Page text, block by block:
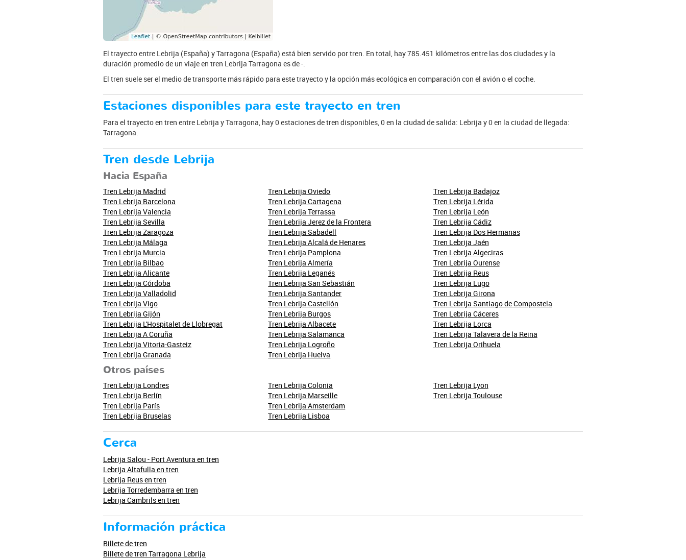
El trayecto entre Lebrija (España) y Tarragona (España) está bien servido por tren. En total, hay 785.451 kilómetros entre las dos ciudades y la
duración promedio de un viaje en tren Lebrija Tarragona es de -.
El tren suele ser el medio de transporte más rápido para este trayecto y la opción más ecológica en comparación con el avión o el coche.
Estaciones disponibles para este trayecto en tren
Para el trayecto en tren entre Lebrija y Tarragona, hay 0 estaciones de tren disponibles, 0 en la ciudad de salida: Lebrija y 0 en la ciudad de llegada:
Tarragona.
Tren desde Lebrija
Hacia España
Tren Lebrija Madrid
Tren Lebrija Barcelona
Tren Lebrija Valencia
Tren Lebrija Sevilla
Tren Lebrija Zaragoza
Tren Lebrija Málaga
Tren Lebrija Murcia
Tren Lebrija Bilbao
Tren Lebrija Alicante
Tren Lebrija Córdoba
Tren Lebrija Valladolid
Tren Lebrija Vigo
Tren Lebrija Gijón
Tren Lebrija L'Hospitalet de Llobregat
Tren Lebrija A Coruña
Tren Lebrija Vitoria-Gasteiz
Tren Lebrija Granada
Tren Lebrija Oviedo
Tren Lebrija Cartagena
Tren Lebrija Terrassa
Tren Lebrija Jerez de la Frontera
Tren Lebrija Sabadell
Tren Lebrija Alcalá de Henares
Tren Lebrija Pamplona
Tren Lebrija Almería
Tren Lebrija Leganés
Tren Lebrija San Sebastián
Tren Lebrija Santander
Tren Lebrija Castellón
Tren Lebrija Burgos
Tren Lebrija Albacete
Tren Lebrija Salamanca
Tren Lebrija Logroño
Tren Lebrija Huelva
Tren Lebrija Badajoz
Tren Lebrija Lérida
Tren Lebrija León
Tren Lebrija Cádiz
Tren Lebrija Dos Hermanas
Tren Lebrija Jaén
Tren Lebrija Algeciras
Tren Lebrija Ourense
Tren Lebrija Reus
Tren Lebrija Lugo
Tren Lebrija Girona
Tren Lebrija Santiago de Compostela
Tren Lebrija Cáceres
Tren Lebrija Lorca
Tren Lebrija Talavera de la Reina
Tren Lebrija Orihuela
Otros países
Tren Lebrija Londres
Tren Lebrija Berlín
Tren Lebrija París
Tren Lebrija Bruselas
Tren Lebrija Colonia
Tren Lebrija Marseille
Tren Lebrija Amsterdam
Tren Lebrija Lisboa
Tren Lebrija Lyon
Tren Lebrija Toulouse
Cerca
Lebrija Salou - Port Aventura en tren
Lebrija Altafulla en tren
Lebrija Reus en tren
Lebrija Torredembarra en tren
Lebrija Cambrils en tren
Información práctica
Billete de tren
Billete de tren Tarragona Lebrija